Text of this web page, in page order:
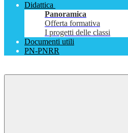
Didattica
Panoramica
Offerta formativa
I progetti delle classi
Documenti utili
PN-PNRR